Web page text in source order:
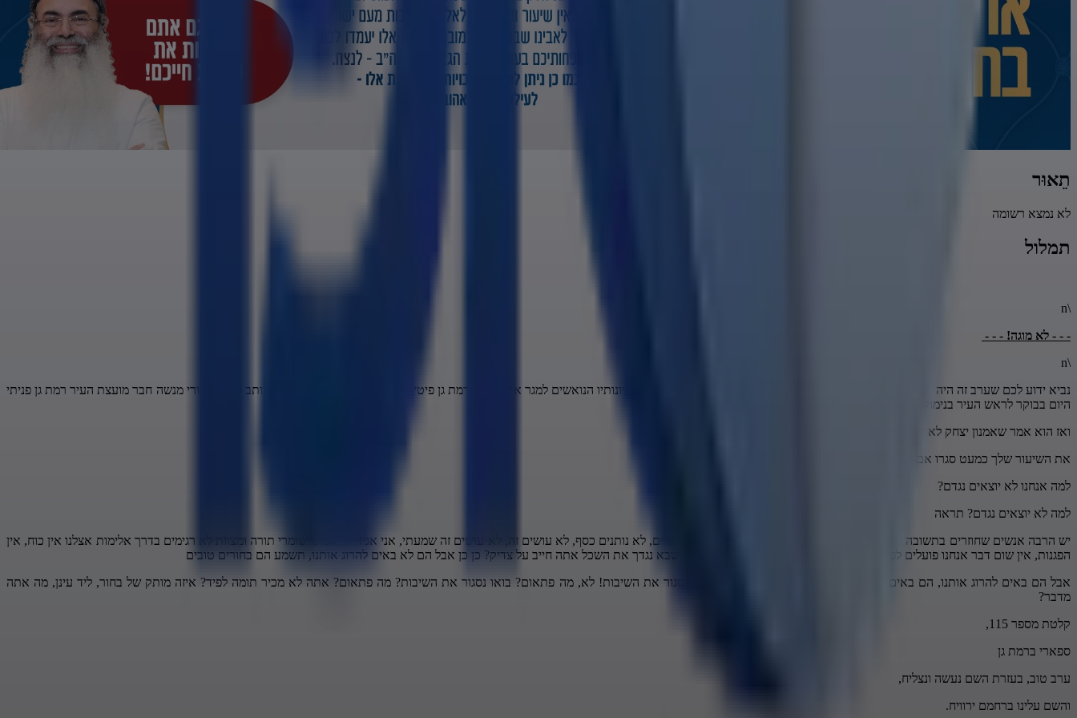
תֵאוּר
לא נמצא רשומה
תמלול
\n
- - - לא מוגה! - - -
\n
נביא ידוע לכם שערב זה היה אמור להתבטל על ידי ראש העיר מר צבי ברזני, צבי לי הידוע בניסיונותיו הנואשים למגר את רגליי מרמת גן פיטי אורי מנשה חבר מועצת העיר כותב כך אני אורי מנשה חבר מועצת העיר רמת גן פניתי
היום בבוקר לראש העיר בנימוק לביטול ההרצאה של הרב אדוני צחיתא
ואז הוא אמר שאמנון יצחק לא ידרוך כאן בעיר לא ידרוך כאן בעיר לא ידרוך כאן בעיר
את השיעור שלך כמעט סגרו אם יש חזרה כץ וחזרה בתשובה והרבה חוזרים בתשובה
למה אנחנו לא יוצאים נגדם?
למה לא יוצאים נגדם? תראה
יש הרבה אנשים שחוזרים בתשובה והתקשורת תמיד נגדנו חוזרים סוגרים ישיבות, סוגרים, לא נותנים כסף, לא עושים זה, לא עושים זה שמעתי, אני אגיד לך אנחנו שומרי תורה ומצוות לא רגימים בדרך אלימות אצלנו אין כוח, אין
הפגנות, אין שום דבר אנחנו פועלים לפי השכל, עכשיו תשמע אבל אחד שבא, אחד שבא נגדך את השכל אתה חייב על צדיק? כן כן אבל הם לא באים להרוג אותנו, תשמע הם בחורים טובים
אבל הם באים להרוג אותנו, הם באים להרוג אותנו, הם באים להרוג אותנו, הם נסגור את השיבות! לא, מה פתאום? בואו נסגור את השיבות? מה פתאום? אתה לא מכיר תומה לפיד? איזה מותק של בחור, ליד עינן, מה אתה
מדבר?
קלטת מספר 115,
ספארי ברמת גן
ערב טוב, בעזרת השם נעשה ונצליח,
והשם עלינו ברחמם ירוויח.